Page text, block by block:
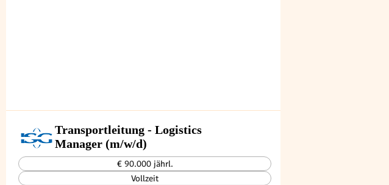
Transportleitung - Logistics
Manager (m/w/d)
€ 90.000 jährl.
Vollzeit